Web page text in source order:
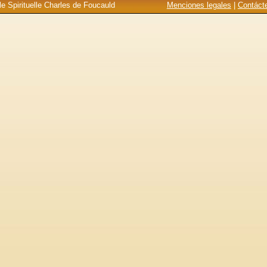
Menciones legales
Spirituelle Charles de Foucauld